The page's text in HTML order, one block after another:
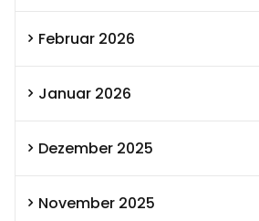
Februar 2026
Januar 2026
Dezember 2025
November 2025